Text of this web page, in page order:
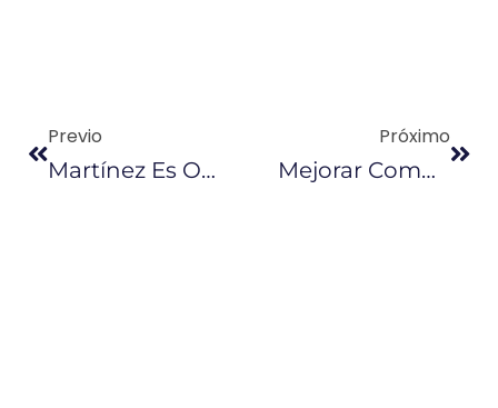
Previo
Martínez Es Optimista Sobre El Primer Balance Del FMI
Próximo
Mejorar Combustible Se Pide Para Evolución Automotriz En Ecuador